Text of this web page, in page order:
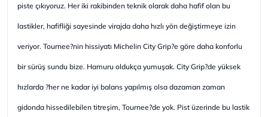
piste çıkıyoruz. Her iki rakibinden teknik olarak daha hafif olan bu
lastikler, hafifliği sayesinde virajda daha hızlı yön değiştirmeye izin
veriyor. Tournee?nin hissiyatı Michelin City Grip?e göre daha konforlu
bir sürüş sundu bize. Hamuru oldukça yumuşak. City Grip?de yüksek
hızlarda ?her ne kadar iyi balans yapılmış olsa dazaman zaman
gidonda hissedilebilen titreşim, Tournee?de yok. Pist üzerinde bu lastik